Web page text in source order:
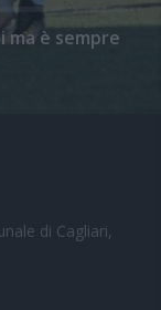
ma è sempre
di Cagliari,